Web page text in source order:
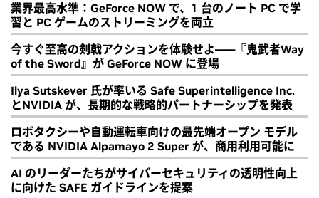
業界最高水準：GeForce NOW で、1 台のノート PC で学
習と PC ゲームのストリーミングを両立
今すぐ至高の剣戟アクションを体験せよ――『鬼武者Way
of the Sword』が GeForce NOW に登場
Ilya Sutskever 氏が率いる Safe Superintelligence Inc.
とNVIDIA が、長期的な戦略的パートナーシップを発表
ロボタクシーや自動運転車向けの最先端オープン モデル
である NVIDIA Alpamayo 2 Super が、商用利用可能に
AI のリーダーたちがサイバーセキュリティの透明性向上
に向けた SAFE ガイドラインを提案